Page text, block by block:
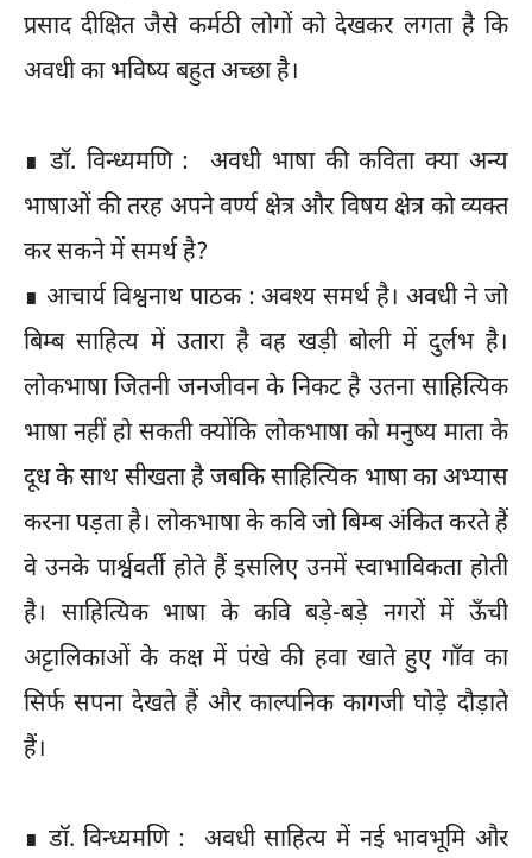
प्रसाद दीक्षित जैसे कर्मठी लोगों को देखकर लगता है कि
अवधी का भविष्य बहुत अच्छा है।
∎ डॉ. विन्ध्यमणि : अवधी भाषा की कविता क्या अन्य
भाषाओं की तरह अपने वर्ण्य क्षेत्र और विषय क्षेत्र को व्यक्त
कर सकने में समर्थ है?
∎ आचार्य विश्वनाथ पाठक : अवश्य समर्थ है। अवधी ने जो
बिम्ब साहित्य में उतारा है वह खड़ी बोली में दुर्लभ है।
लोकभाषा जितनी जनजीवन के निकट है उतना साहित्यिक
भाषा नहीं हो सकती क्योंकि लोकभाषा को मनुष्य माता के
दूध के साथ सीखता है जबकि साहित्यिक भाषा का अभ्यास
करना पड़ता है। लोकभाषा के कवि जो बिम्ब अंकित करते हैं
वे उनके पार्श्ववर्ती होते हैं इसलिए उनमें स्वाभाविकता होती
है। साहित्यिक भाषा के कवि बड़े-बड़े नगरों में ऊँची
अट्टालिकाओं के कक्ष में पंखे की हवा खाते हुए गाँव का
सिर्फ सपना देखते हैं और काल्पनिक कागजी घोड़े दौड़ाते
हैं।
∎ डॉ. विन्ध्यमणि : अवधी साहित्य में नई भावभूमि और